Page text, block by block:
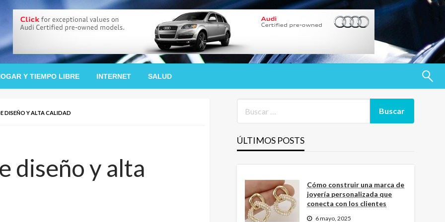
Y TIEMPO LIBRE INTERNET SALUD
DISEÑO Y ALTA CALIDAD
diseño y alta
ÚLTIMOS POSTS
Cómo construir una marca de
joyería personalizada que
conecta con los clientes
6 mayo, 2025